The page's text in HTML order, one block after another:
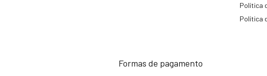
Política
Política
Formas de pagamento